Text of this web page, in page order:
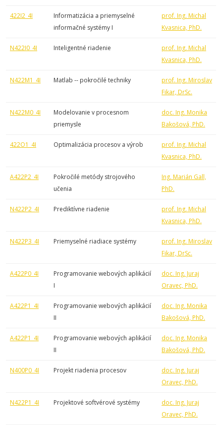
422I2_4I
Informatizácia a priemyselné
informačné systémy I
prof. Ing. Michal
Kvasnica, PhD.
N422I0_4I Inteligentné riadenie
prof. Ing. Michal
Kvasnica, PhD.
N422M1_4I Matlab -- pokročilé techniky
prof. Ing. Miroslav
Fikar, DrSc.
N422M0_4I
Modelovanie v procesnom
priemysle
doc. Ing. Monika
Bakošová, PhD.
422O1_4I Optimalizácia procesov a výrob
prof. Ing. Michal
Kvasnica, PhD.
A422P2_4I
Pokročilé metódy strojového
učenia
Ing. Marián Gall,
PhD.
N422P2_4I Prediktívne riadenie
prof. Ing. Michal
Kvasnica, PhD.
N422P3_4I Priemyselné riadiace systémy
prof. Ing. Miroslav
Fikar, DrSc.
A422P0_4I
Programovanie webových aplikácií
I
doc. Ing. Juraj
Oravec, PhD.
A422P1_4I
Programovanie webových aplikácií
II
doc. Ing. Monika
Bakošová, PhD.
A422P1_4I
Programovanie webových aplikácií
II
doc. Ing. Monika
Bakošová, PhD.
N400P0_4I Projekt riadenia procesov
doc. Ing. Juraj
Oravec, PhD.
N422P1_4I Projektové softvérové systémy
doc. Ing. Juraj
Oravec, PhD.